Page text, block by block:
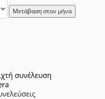
Μετάβαση στον μήνα
συνέλευση